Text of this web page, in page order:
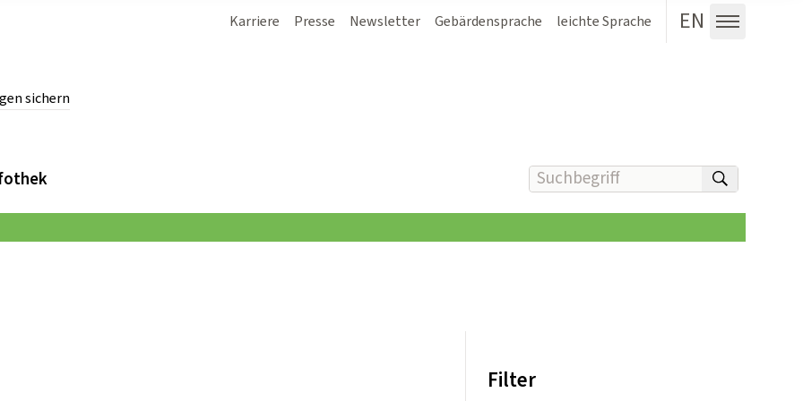
sichern
Karriere Presse Newsletter Gebärdensprache leichte Sprache EN
Menü
Suchbegriff(e) eingeben
Filter